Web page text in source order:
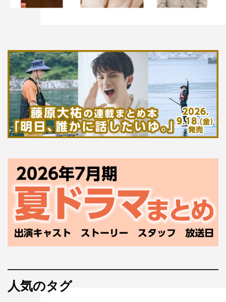
細田：撮影したのは、たしか翌日でしたよね。
とリアルにその心情だったんだと思います。
細田：本当の理由をわかっているからこそ、僕も近藤さん
もそこに対して触れないし。
◆役としても、俳優としても、リンクしていたんですね。
山田：仲間なはずなのに、家族なのは変わらないはずなの
て別に知らないもんな」という感じでした。
◆土方歳三、沖田総司の大きな変化が起き、さらには高杉
晋作役として北村匠海さんまで登場し、「本当にこのまま
終わるの！？」となった展開でした。
細田：このまま終わったら、日本で一番贅沢な北村さんの
ければ、ここで本当に終わりなので。
人気のタグ